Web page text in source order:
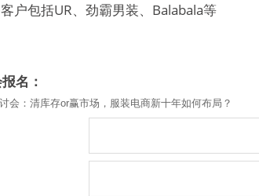
户包括UR、劲霸男装、Balabala等
名：